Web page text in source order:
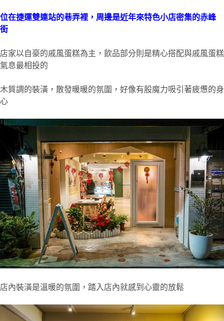
位在捷運雙連站的巷弄裡，周邊是近年來特色小店密集的赤峰
街
店家以自豪的戚風蛋糕為主，飲品部分則是精心搭配與戚風蛋糕
氣息最相投的
木質調的裝潢，散發暖暖的氛圍，好像有股魔力吸引著疲憊的身
心
店內裝潢是溫暖的氛圍，踏入店內就感到心靈的放鬆